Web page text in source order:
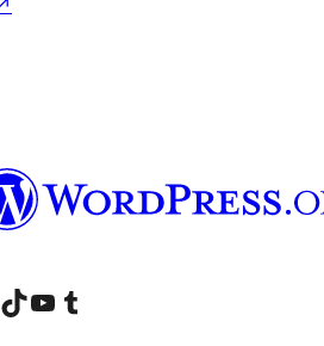
konto
Visit our TikTok account
Visit our YouTube channel
Visit our Tumblr account